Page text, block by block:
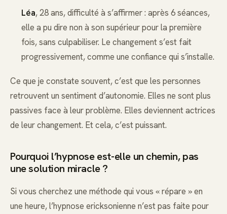
Léa, 28 ans, difficulté à s’affirmer : après 6 séances,
elle a pu dire non à son supérieur pour la première
fois, sans culpabiliser. Le changement s’est fait
progressivement, comme une confiance qui s’installe.
Ce que je constate souvent, c’est que les personnes
retrouvent un sentiment d’autonomie. Elles ne sont plus
passives face à leur problème. Elles deviennent actrices
de leur changement. Et cela, c’est puissant.
Pourquoi l’hypnose est-elle un chemin, pas
une solution miracle ?
Si vous cherchez une méthode qui vous « répare » en
une heure, l’hypnose ericksonienne n’est pas faite pour